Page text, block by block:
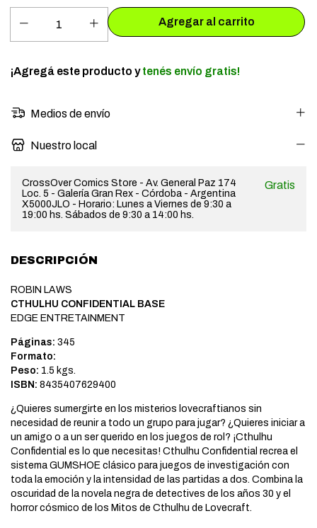
¡Agregá este producto ytenés envío gratis!
Medios de envío
Nuestro local
CrossOver Comics Store - Av. General Paz 174
Loc. 5 - Galería Gran Rex - Córdoba - Argentina
X5000JLO - Horario: Lunes a Viernes de 9:30 a
19:00 hs. Sábados de 9:30 a 14:00 hs.
Gratis
DESCRIPCIÓN
ROBIN LAWS
CTHULHU CONFIDENTIAL BASE
EDGE ENTRETAINMENT
Páginas: 345
Formato:
Peso: 1.5 kgs.
ISBN: 8435407629400
¿Quieres sumergirte en los misterios lovecraftianos sin
necesidad de reunir a todo un grupo para jugar? ¿Quieres iniciar a
un amigo o a un ser querido en los juegos de rol? ¡Cthulhu
Confidential es lo que necesitas! Cthulhu Confidential recrea el
sistema GUMSHOE clásico para juegos de investigación con
toda la emoción y la intensidad de las partidas a dos. Combina la
oscuridad de la novela negra de detectives de los años 30 y el
horror cósmico de los Mitos de Cthulhu de Lovecraft.